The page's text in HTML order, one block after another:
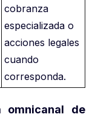
cobranza
especializada o
acciones legales
cuando
corresponda.
omnicanal de